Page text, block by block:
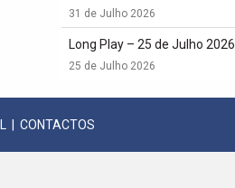
31 de Julho 2026
Long Play – 25 de Julho 2026
25 de Julho 2026
CONTACTOS